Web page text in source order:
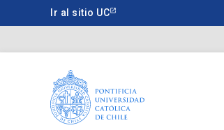
a
Ir al sitio UC